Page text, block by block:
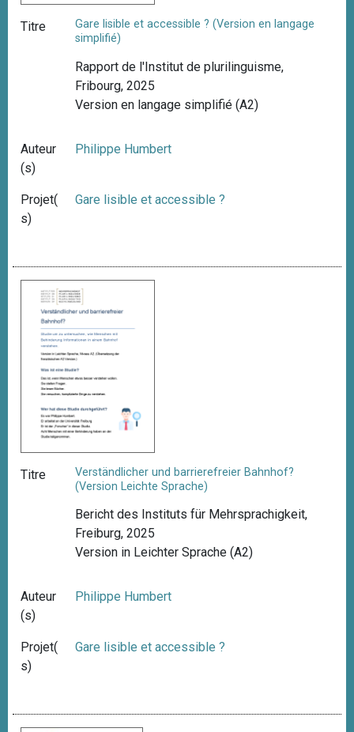
Titre
Gare lisible et accessible ? (Version en langage
simplifié)
Rapport de l'Institut de plurilinguisme,
Fribourg, 2025
Version en langage simplifié (A2)
Auteur
(s)
Philippe Humbert
Projet(
s)
Gare lisible et accessible ?
Titre
Verständlicher und barrierefreier Bahnhof?
(Version Leichte Sprache)
Bericht des Instituts für Mehrsprachigkeit,
Freiburg, 2025
Version in Leichter Sprache (A2)
Auteur
(s)
Philippe Humbert
Projet(
s)
Gare lisible et accessible ?